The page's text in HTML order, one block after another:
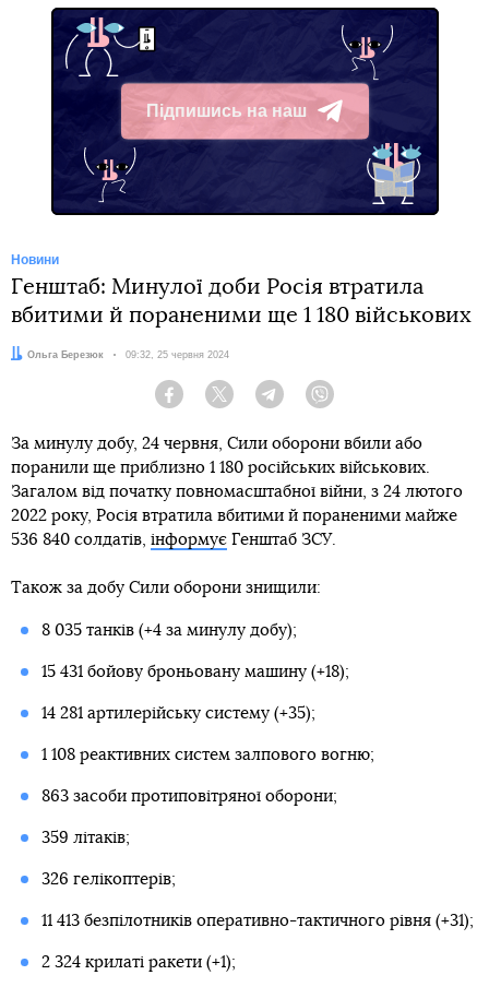
Підпишись на наш
Telegram
Новини
Генштаб: Минулої доби Росія втратила
вбитими й пораненими ще 1 180 військових
Автор:
Ольга Березюк Дата:
09:32, 25 червня 2024
Facebook Twitter Telegram
За минулу добу, 24 червня, Сили оборони вбили або
поранили ще приблизно 1 180 російських військових.
Загалом від початку повномасштабної війни, з 24 лютого
2022 року, Росія втратила вбитими й пораненими майже
536 840 солдатів, інформує Генштаб ЗСУ.
Також за добу Сили оборони знищили:
8 035 танків (+4 за минулу добу);
15 431 бойову броньовану машину (+18);
14 281 артилерійську систему (+35);
1 108 реактивних систем залпового вогню;
863 засоби протиповітряної оборони;
359 літаків;
326 гелікоптерів;
11 413 безпілотників оперативно-тактичного рівня (+31);
2 324 крилаті ракети (+1);